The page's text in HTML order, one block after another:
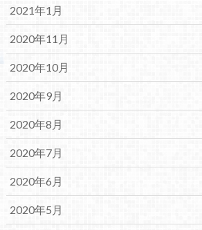
2021年1月
2020年11月
2020年10月
2020年9月
2020年8月
2020年7月
2020年6月
2020年5月